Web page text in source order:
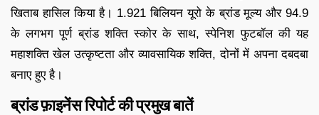
खिताब हासिल किया है। 1.921 बिलियन यूरो के ब्रांड मूल्य और 94.9
के लगभग पूर्ण ब्रांड शक्ति स्कोर के साथ, स्पेनिश फुटबॉल की यह
महाशक्ति खेल उत्कृष्टता और व्यावसायिक शक्ति, दोनों में अपना दबदबा
बनाए हुए है।
ब्रांड फ़ाइनेंस रिपोर्ट की प्रमुख बातें